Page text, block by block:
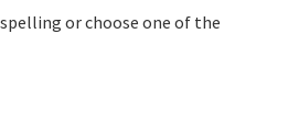
or choose one of the